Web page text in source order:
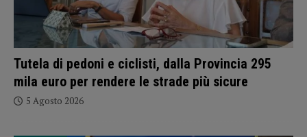
Tutela di pedoni e ciclisti, dalla Provincia 295
mila euro per rendere le strade più sicure
5 Agosto 2026